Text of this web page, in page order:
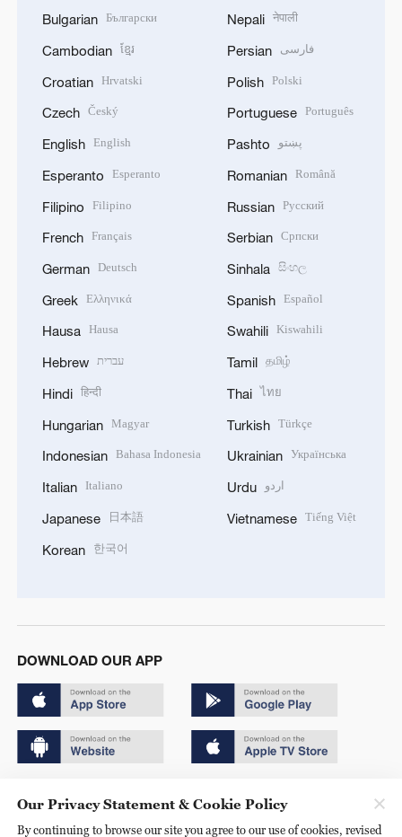
Bulgarian Български
Cambodian ខ្មែរ
Croatian Hrvatski
Czech Český
English English
Esperanto Esperanto
Filipino Filipino
French Français
German Deutsch
Greek Ελληνικά
Hausa Hausa
Hebrew עברית
Hindi हिन्दी
Hungarian Magyar
Indonesian Bahasa Indonesia
Italian Italiano
Japanese 日本語
Korean 한국어
Nepali नेपाली
Persian فارسی
Polish Polski
Portuguese Português
Pashto پښتو
Romanian Română
Russian Русский
Serbian Српски
Sinhala සිංහල
Spanish Español
Swahili Kiswahili
Tamil தமிழ்
Thai ไทย
Turkish Türkçe
Ukrainian Українська
Urdu اردو
Vietnamese Tiếng Việt
DOWNLOAD OUR APP
京ICP备20000184号
Our Privacy Statement & Cookie Policy
By continuing to browse our site you agree to our use of cookies, revised